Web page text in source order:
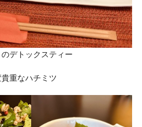
デトックスティー
重なハチミツ